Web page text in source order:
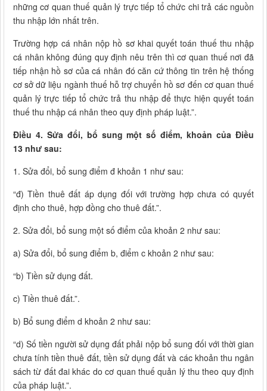
những cơ quan thuế quản lý trực tiếp tổ chức chi trả các nguồn
thu nhập lớn nhất trên.
Trường hợp cá nhân nộp hồ sơ khai quyết toán thuế thu nhập
cá nhân không đúng quy định nêu trên thì cơ quan thuế nơi đã
tiếp nhận hồ sơ của cá nhân đó căn cứ thông tin trên hệ thống
cơ sở dữ liệu ngành thuế hỗ trợ chuyển hồ sơ đến cơ quan thuế
quản lý trực tiếp tổ chức trả thu nhập để thực hiện quyết toán
thuế thu nhập cá nhân theo quy định pháp luật.”.
Điều 4. Sửa đổi, bổ sung một số điểm, khoản của Điều
13 như sau:
1. Sửa đổi, bổ sung điểm đ khoản 1 như sau:
“đ) Tiền thuê đất áp dụng đối với trường hợp chưa có quyết
định cho thuê, hợp đồng cho thuê đất.”.
2. Sửa đổi, bổ sung một số điểm của khoản 2 như sau:
a) Sửa đổi, bổ sung điểm b, điểm c khoản 2 như sau:
“b) Tiền sử dụng đất.
c) Tiền thuê đất.”.
b) Bổ sung điểm d khoản 2 như sau:
“d) Số tiền người sử dụng đất phải nộp bổ sung đối với thời gian
chưa tính tiền thuê đất, tiền sử dụng đất và các khoản thu ngân
sách từ đất đai khác do cơ quan thuế quản lý thu theo quy định
của pháp luật.”.